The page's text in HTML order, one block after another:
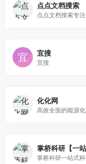
点点文档搜索
宜搜
宜搜
化化网